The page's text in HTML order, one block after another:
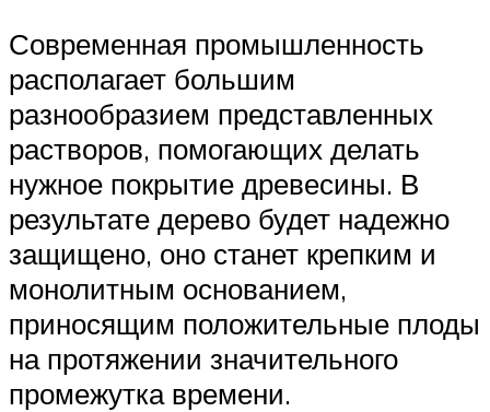
Современная промышленность
располагает большим
разнообразием представленных
растворов, помогающих делать
нужное покрытие древесины. В
результате дерево будет надежно
защищено, оно станет крепким и
монолитным основанием,
приносящим положительные плоды
на протяжении значительного
промежутка времени.